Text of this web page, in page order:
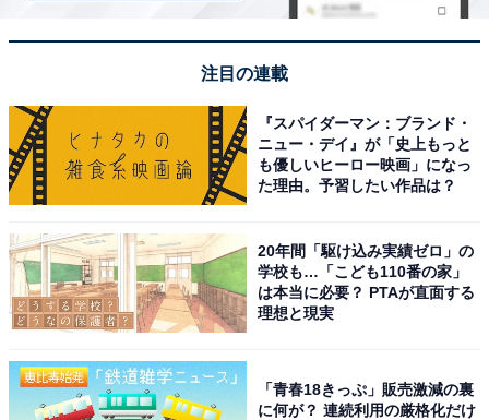
『ザリガニの鳴くところ』での演技が絶賛されたデイジ
ー・エドガー＝ジョーンズが、影がありながらも芯のあ
る女性に、『トップガン マーヴェリック』でも強いイン
象だったけど、徐々に好感度が爆上がりしていく」
YouTuberにハマりまくりで、その2人の関係性の変化に
注目の連載
『スパイダーマン：ブランド・
ニュー・デイ』が「史上もっと
も優しいヒーロー映画」になっ
た理由。予習したい作品は？
20年間「駆け込み実績ゼロ」の
学校も…「こども110番の家」
は本当に必要？ PTAが直面する
理想と現実
「青春18きっぷ」販売激減の裏
に何が？ 連続利用の厳格化だけ